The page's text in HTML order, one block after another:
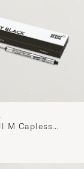
M Capless
Mystery Black